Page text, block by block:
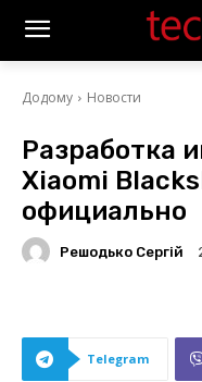
Додому Новости
Разработка
Xiaomi
официально
Решодько Сергій
Telegram